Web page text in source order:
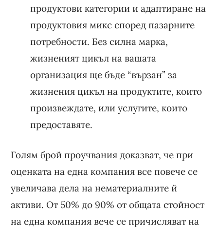
продуктови категории и адаптиране на
продуктовия микс според пазарните
потребности. Без силна марка,
жизненият цикъл на вашата
организация ще бъде “вързан” за
жизнения цикъл на продуктите, които
произвеждате, или услугите, които
предоставяте.
Голям брой проучвания доказват, че при
оценката на една компания все повече се
увеличава дела на нематериалните й
активи. От 50% до 90% от общата стойност
на една компания вече се причисляват на